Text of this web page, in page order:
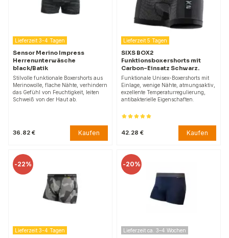
Lieferzeit 3-4 Tagen
Sensor Merino Impress
Herrenunterwäsche
black/Batik
Stilvolle funktionale Boxershorts aus
Merinowolle, flache Nähte, verhindern
das Gefühl von Feuchtigkeit, leiten
Schweiß von der Haut ab.
36.82 € Kaufen
Lieferzeit 5 Tagen
SIXS BOX2
Funktionsboxershorts mit
Carbon-Einsatz Schwarz.
Funktionale Unisex-Boxershorts mit
Einlage, wenige Nähte, atmungsaktiv,
exzellente Temperaturregulierung,
antibakterielle Eigenschaften.
42.28 € Kaufen
-22%
Lieferzeit 3-4 Tagen
-20%
Lieferzeit ca. 3–4 Wochen